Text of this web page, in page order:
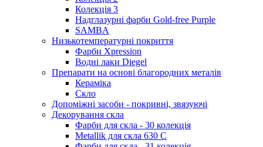
Колекція 3
Надглазурні фарби Gold-free Purple
SAMBA
Низькотемпературні покриття
Фарби Xpression
Водні лаки Diegel
Препарати на основі благородних металів
Кераміка
Скло
Допоміжні засоби - покривні, звязуючі
Декорування скла
Фарби для скла - 30 колекція
Metallik для скла 630 С